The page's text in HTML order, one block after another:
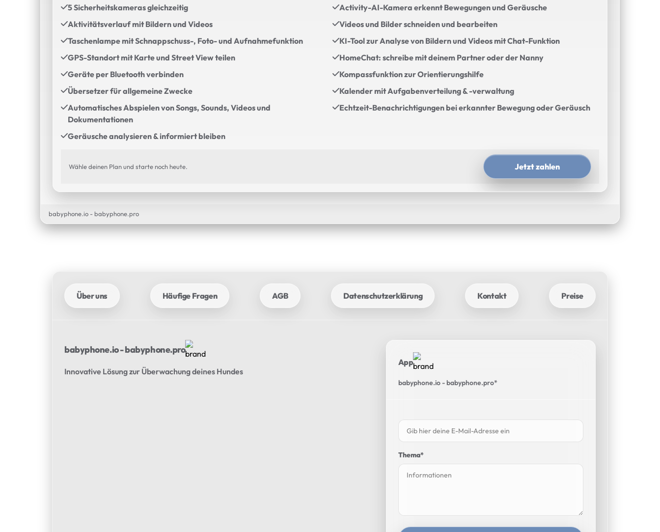
5 Sicherheitskameras gleichzeitig
Activity-AI-Kamera erkennt Bewegungen und Geräusche
Aktivitätsverlauf mit Bildern und Videos
Videos und Bilder schneiden und bearbeiten
Taschenlampe mit Schnappschuss-, Foto- und Aufnahmefunktion
KI-Tool zur Analyse von Bildern und Videos mit Chat-Funktion
GPS-Standort mit Karte und Street View teilen
HomeChat: schreibe mit deinem Partner oder der Nanny
Geräte per Bluetooth verbinden
Kompassfunktion zur Orientierungshilfe
Übersetzer für allgemeine Zwecke
Kalender mit Aufgabenverteilung & -verwaltung
Automatisches Abspielen von Songs, Sounds, Videos und
Dokumentationen
Echtzeit-Benachrichtigungen bei erkannter Bewegung oder Geräusch
Geräusche analysieren & informiert bleiben
Wähle deinen Plan und starte noch heute. Jetzt zahlen
babyphone.io - babyphone.pro
Über uns Häufige Fragen AGB Datenschutzerklärung Kontakt Preise
babyphone.io - babyphone.pro
Innovative Lösung zur Überwachung deines Hundes
App
babyphone.io - babyphone.pro*
Thema*